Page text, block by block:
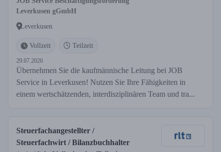
Leverkusen gGmbH
Leverkusen
Vollzeit Teilzeit
29.07.2026
Übernehmen Sie die kaufmännische Leitung bei JOB
Service in Leverkusen! Nutzen Sie Ihre Fähigkeiten in
einem wertschätzenden, interdisziplinären Team und tra...
Steuerfachangestellter /
Steuerfachwirt / Bilanzbuchhalter